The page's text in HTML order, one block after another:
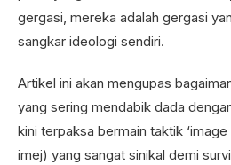
gergasi, mereka adalah gergasi
sangkar ideologi sendiri.
Artikel ini akan mengupas
yang sering mendabik dada
kini terpaksa bermain taktik
imej) yang sangat sinikal demi